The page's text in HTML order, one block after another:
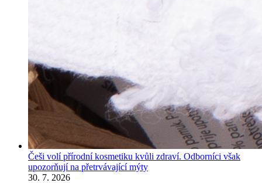
Češi volí přírodní kosmetiku kvůli zdraví. Odborníci však
upozorňují na přetrvávající mýty
30. 7. 2026